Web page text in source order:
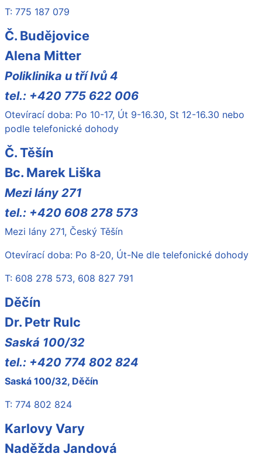
T: 775 187 079
Č. Budějovice
Alena Mitter
Poliklinika u tří lvů 4
tel.: +420 775 622 006
Otevírací doba: Po 10-17, Út 9-16.30, St 12-16.30 nebo
podle telefonické dohody
Č. Těšín
Bc. Marek Liška
Mezi lány 271
tel.: +420 608 278 573
Mezi lány 271, Český Těšín
Otevírací doba: Po 8-20, Út-Ne dle telefonické dohody
T: 608 278 573, 608 827 791
Děčín
Dr. Petr Rulc
Saská 100/32
tel.: +420 774 802 824
Saská 100/32, Děčín
T: 774 802 824
Karlovy Vary
Naděžda Jandová